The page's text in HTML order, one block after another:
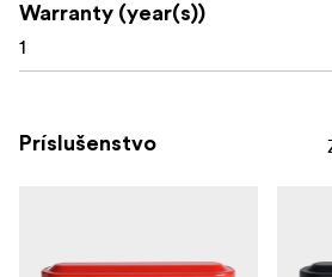
Warranty (year(s))
1
Príslušenstvo